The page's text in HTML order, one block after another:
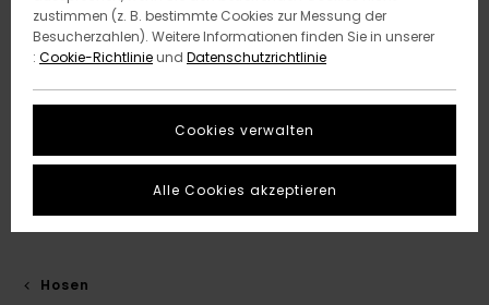
Hosen
zustimmen (z. B. bestimmte Cookies zur Messung der
Besucherzahlen). Weitere Informationen finden Sie in unserer
: Cookie-Richtlinieund Datenschutzrichtlinie
Cookies verwalten
Alle Cookies akzeptieren